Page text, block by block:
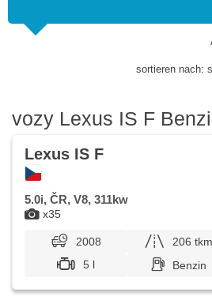
sortieren nach:
vozy Lexus IS F
x35
Lexus IS F
5.0i, ČR, V8, 311kw
2008 206 tkm
5 l
Benzin